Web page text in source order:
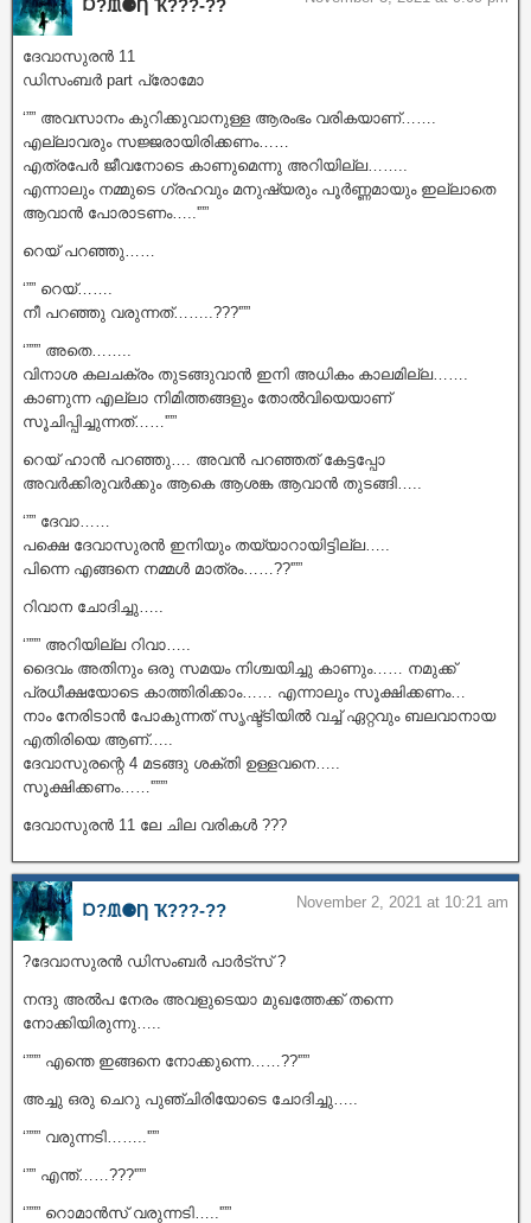
Ɒ?ᙢ⚈Ƞ Ҡ???‐??
ദേവാസുരൻ 11
ഡിസംബർ part പ്രോമോ
‘”” അവസാനം കുറിക്കുവാനുള്ള ആരംഭം വരികയാണ്…….
എല്ലാവരും സജ്ജരായിരിക്കണം……
എത്രപേർ ജീവനോടെ കാണുമെന്നു അറിയില്ല……..
എന്നാലും നമ്മുടെ ഗ്രഹവും മനുഷ്യരും പൂർണ്ണമായും ഇല്ലാതെ
ആവാൻ പോരാടണം…..'””
റെയ് പറഞ്ഞു……
‘”” റെയ്…….
നീ പറഞ്ഞു വരുന്നത്……..???'””
‘””” അതെ……..
വിനാശ കലചക്രം തുടങ്ങുവാൻ ഇനി അധികം കാലമില്ല…….
കാണുന്ന എല്ലാ നിമിത്തങ്ങളും തോൽവിയെയാണ്
സൂചിപ്പിച്ചുന്നത്……'””
റെയ് ഹാൻ പറഞ്ഞു…. അവൻ പറഞ്ഞത് കേട്ടപ്പോ
അവർക്കിരുവർക്കും ആകെ ആശങ്ക ആവാൻ തുടങ്ങി…..
‘”” ദേവാ……
പക്ഷെ ദേവാസുരൻ ഇനിയും തയ്യാറായിട്ടില്ല…..
പിന്നെ എങ്ങനെ നമ്മൾ മാത്രം……??'””
റിവാന ചോദിച്ചു…..
‘””” അറിയില്ല റിവാ…..
ദൈവം അതിനും ഒരു സമയം നിശ്ചയിച്ചു കാണും…… നമുക്ക്
പ്രധീക്ഷയോടെ കാത്തിരിക്കാം…… എന്നാലും സൂക്ഷിക്കണം…
നാം നേരിടാൻ പോകുന്നത് സൃഷ്ട്ടിയിൽ വച്ച് ഏറ്റവും ബലവാനായ
എതിരിയെ ആണ്…..
ദേവാസുരന്റെ 4 മടങ്ങു ശക്തി ഉള്ളവനെ…..
സൂക്ഷിക്കണം……'”””
ദേവാസുരൻ 11 ലേ ചില വരികൾ ???
Ɒ?ᙢ⚈Ƞ Ҡ???‐?? November 2, 2021 at 10:21 am
?ദേവാസുരൻ ഡിസംബർ പാർട്സ് ?
നന്ദു അൽപ നേരം അവളുടെയാ മുഖത്തേക്ക് തന്നെ
നോക്കിയിരുന്നു…..
‘””” എന്തെ ഇങ്ങനെ നോക്കുന്നെ……??'””
അച്ചു ഒരു ചെറു പുഞ്ചിരിയോടെ ചോദിച്ചു…..
‘””” വരുന്നടി……..'””
‘”” എന്ത്……???'””
‘””” റൊമാൻസ് വരുന്നടി…..'””